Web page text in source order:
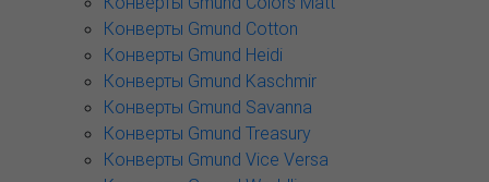
Конверты Gmund Cotton
Конверты Gmund Heidi
Конверты Gmund Kaschmir
Конверты Gmund Savanna
Конверты Gmund Treasury
Конверты Gmund Vice Versa